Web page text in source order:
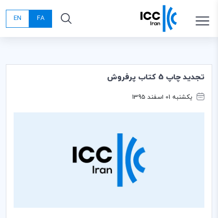
FA
EN
تجديد چاپ 5 كتاب پرفروش
یکشنبه 01 اسفند 1395